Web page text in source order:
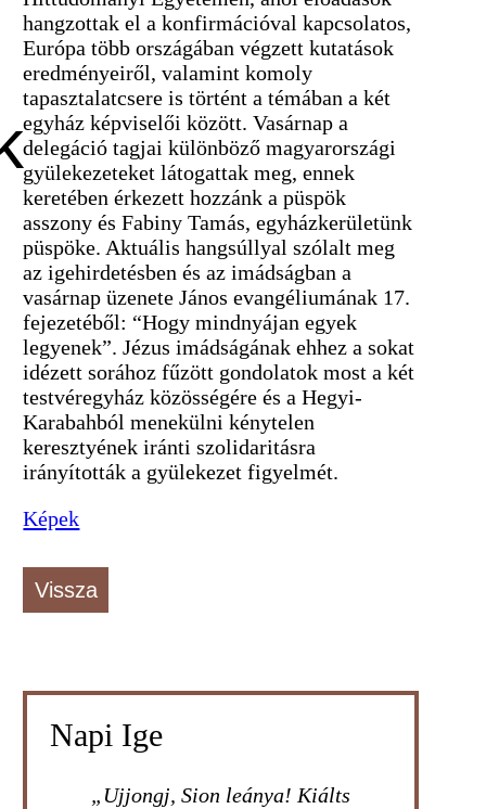
hangzottak el a konfirmációval kapcsolatos,
Európa több országában végzett kutatások
eredményeiről, valamint komoly
tapasztalatcsere is történt a témában a két
egyház képviselői között. Vasárnap a
delegáció tagjai különböző magyarországi
gyülekezeteket látogattak meg, ennek
keretében érkezett hozzánk a püspök
asszony és Fabiny Tamás, egyházkerületünk
püspöke. Aktuális hangsúllyal szólalt meg
az igehirdetésben és az imádságban a
vasárnap üzenete János evangéliumának 17.
fejezetéből: “Hogy mindnyájan egyek
legyenek”. Jézus imádságának ehhez a sokat
idézett sorához fűzött gondolatok most a két
testvéregyház közösségére és a Hegyi-
Karabahból menekülni kénytelen
keresztyének iránti szolidaritásra
irányították a gyülekezet figyelmét.
Képek
Vissza
Napi Ige
„Ujjongj, Sion leánya! Kiálts